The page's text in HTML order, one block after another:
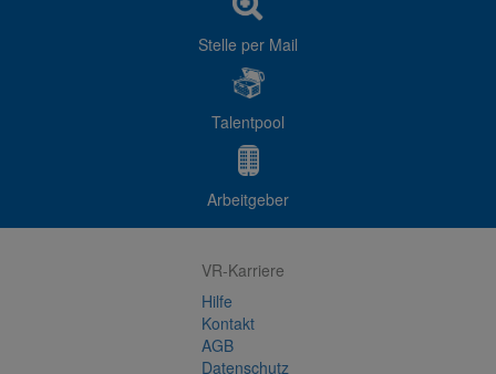
Stelle per Mail
Talentpool
Arbeitgeber
VR-Karriere
Hilfe
Kontakt
AGB
Datenschutz